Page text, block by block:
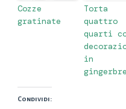
Cozze
gratinate
Torta
quattro
quarti
in
Condividi: